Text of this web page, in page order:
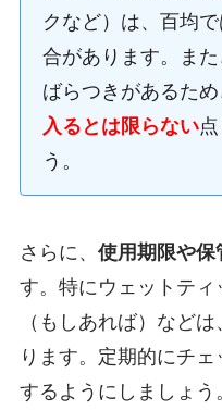
クなど）は、百均
合があります。ま
ばらつきがあるため
入るとは限らない点
う。
さらに、 使用期限や保
す。特にウェットテ
（もしあれば）など
ります。定期的にチ
するようにしましょ